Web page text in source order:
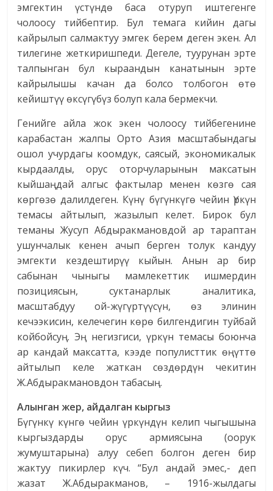
эмгектин үстүндө баса отуруп иштегенге
чолоосу тийбептир. Бул темага кийин дагы
кайрылып салмактуу эмгек берем деген экен. Ал
тилегине жеткиришпеди. Дегеле, туурунан эрте
талпынган бул кыраандын канатынын эрте
кайрылышы качан да болсо толбогон өтө
кейиштүү өксүгүбүз болуп кала бермекчи.
Генийге айла жок экен чолоосу тийбегенине
карабастан жалпы Орто Азия масштабындагы
ошол учурдагы коомдук, саясый, экономикалык
кырдаалды, орус оторчуларынын максатын
кыйшаңдай алгыс фактылар менен көзгө сая
көргөзө далилдеген. Күнү бүгүнкүгө чейин Үркүн
темасы айтылып, жазылып келет. Бирок бул
теманы Жусуп Абдыракмановдой ар тараптан
ушунчалык кенен ачып берген толук кандуу
эмгекти кездештирүү кыйын. Анын ар бир
сабынан чыныгы мамлекеттик ишмердин
позициясын, суктанарлык аналитика,
масштабдуу ой-жүгүртүүсүн, өз элинин
кечээкисин, келечегин көрө билгендигин туйбай
койбойсуң. Эң негизгиси, үркүн темасы боюнча
ар кандай максатта, кээде популисттик өңүттө
айтылып келе жаткан сөздөрдүн чекитин
Ж.Абдыракмановдон табасың.
Алынган жер, айдалган кыргыз
Бүгүнкү күнгө чейин үркүндүн келип чыгышына
кыргыздарды орус армиясына (оорук
жумуштарына) алуу себеп болгон деген бир
жактуу пикирлер күч. “Бул андай эмес,- деп
жазат Ж.Абдыракманов, – 1916-жылдагы